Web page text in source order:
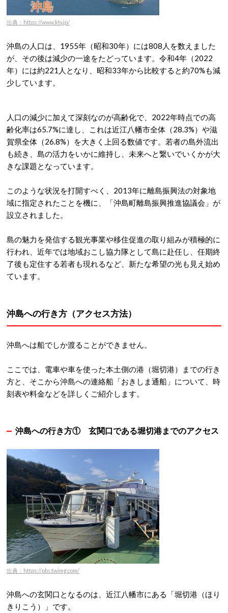
出典：https://www.ktv.jp/
沖島の人口は、1955年（昭和30年）には808人を数えました
が、その後は減少の一途をたどっています。 令和4年（2022
年）には約221人となり、昭和33年から比較すると約70%も減
少しています。
人口の減少に加えて深刻なのが高齢化で、2022年時点での高
齢化率は65.7%に達し、これは近江八幡市全体（28.3%）や滋
賀県全体（26.8%）を大きく上回る数値です。 若者の島外流出
も続き、島の活力をいかに維持し、未来へと繋いでいくかが大
きな課題となっています。
このような状況を打開すべく、2013年に離島振興法の対象地
域に指定されたことを機に、「沖島町離島振興推進協議会」が
設立されました。
島の魅力を発信する観光事業や移住促進の取り組みが積極的に
行われ、近年では地域おこし協力隊として島に赴任し、任期終
了後も定住する若者も現れるなど、新たな希望の光も見え始め
ています。
沖島への行き方（アクセス方法）
沖島へは船でしか渡ることができません。
ここでは、電車や車を使った本土側の港（堀切港）までの行き
方と、そこから沖島への連絡船「おきしま通船」について、時
刻表や料金などを詳しくご紹介します。
沖島への行き方① 玄関口である堀切港までのアクセス
出典：https://pbs.twimg.com/
沖島への玄関口となるのは、近江八幡市にある「堀切港（ほり
きりこう）」です。